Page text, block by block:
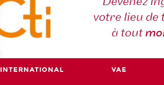
votre lieu de
à tout
INTERNATIONAL VAE